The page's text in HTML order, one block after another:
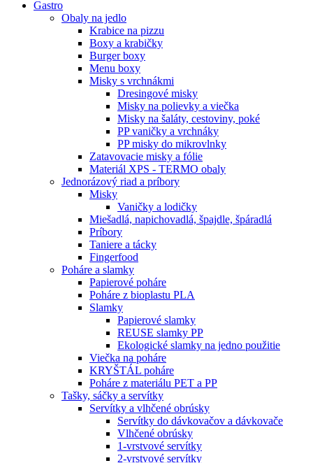
Gastro
Obaly na jedlo
Krabice na pizzu
Boxy a krabičky
Burger boxy
Menu boxy
Misky s vrchnákmi
Dresingové misky
Misky na polievky a viečka
Misky na šaláty, cestoviny, poké
PP vaničky a vrchnáky
PP misky do mikrovlnky
Zatavovacie misky a fólie
Materiál XPS - TERMO obaly
Jednorázový riad a príbory
Misky
Vaničky a lodičky
Miešadlá, napichovadlá, špajdle, špáradlá
Príbory
Taniere a tácky
Fingerfood
Poháre a slamky
Papierové poháre
Poháre z bioplastu PLA
Slamky
Papierové slamky
REUSE slamky PP
Ekologické slamky na jedno použitie
Viečka na poháre
KRYŠTÁL poháre
Poháre z materiálu PET a PP
Tašky, sáčky a servítky
Servítky a vlhčené obrúsky
Servítky do dávkovačov a dávkovače
Vlhčené obrúsky
1-vrstvové servítky
2-vrstvové servítky